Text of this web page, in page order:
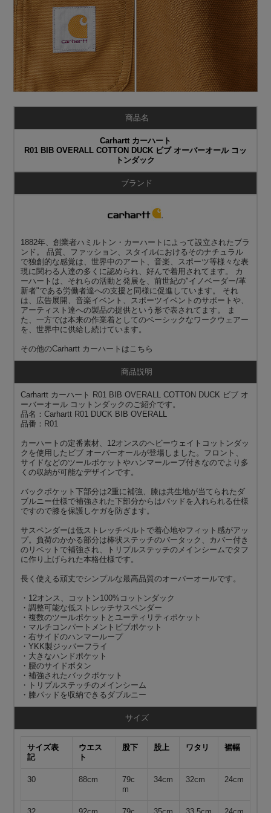
商品名
Carhartt カーハート
R01 BIB OVERALL COTTON DUCK ビブ オーバーオール コッ
トンダック
ブランド
1882年、創業者ハミルトン・カーハートによって設立されたブラ
ンド。 品質、ファッション、スタイルにおけるそのナチュラル
で独創的な感覚は、世界中のアート、音楽、スポーツ等様々な表
現に関わる人達の多くに認められ、好んで着用されてます。 カ
ーハートは、それらの活動と発展を、前世紀の"イノベーダー/革
新者"である労働者達への支援と同様に促進しています。 それ
は、広告展開、音楽イベント、スポーツイベントのサポートや、
アーティスト達への製品の提供という形で表されてます。 ま
た、一方では本来の作業着としてのベーシックなワークウェアー
を、世界中に供給し続けています。
その他のCarhartt カーハート はこちら
商品説明
Carhartt カーハート R01 BIB OVERALL COTTON DUCK ビブ オ
ーバーオール コットンダックのご紹介です。
品名：Carhartt R01 DUCK BIB OVERALL
品番：R01
カーハートの定番素材、12オンスのヘビーウェイトコットンダッ
クを使用したビブ オーバーオールが登場しました。フロント、
サイドなどのツールポケットやハンマーループ付きなのでより多
くの収納が可能なデザインです。
バックポケット下部分は2重に補強、膝は共生地が当てられたダ
ブルニー仕様で補強された下部分からはパッドを入れられる仕様
ですので膝を保護しケガを防ぎます。
サスペンダーは低ストレッチベルトで着心地やフィット感がアッ
プ。負荷のかかる部分は棒状ステッチのバータック、カバー付き
のリベットで補強され、トリプルステッチのメインシームでタフ
に作り上げられた本格仕様です。
長く使える頑丈でシンプルな最高品質のオーバーオールです。
・12オンス、コットン100%コットンダック
・調整可能な低ストレッチサスペンダー
・複数のツールポケットとユーティリティポケット
・マルチコンパートメントビブポケット
・右サイドのハンマーループ
・YKK製ジッパーフライ
・大きなハンドポケット
・腰のサイドボタン
・補強されたバックポケット
・トリプルステッチのメインシーム
・膝パッドを収納できるダブルニー
サイズ
サイズ表
記
ウエス
ト
股下 股上 ワタリ 裾幅
30 88cm
79c
m
34cm 32cm 24cm